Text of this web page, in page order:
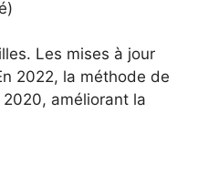
Les mises à jour
2022, la méthode de
améliorant la